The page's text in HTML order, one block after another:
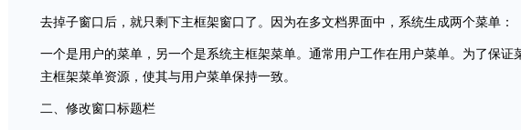
去掉子窗口后，就只剩下主框架窗口了。因为在多文档界面中，系统生成两个菜单：
一个是用户的菜单，另一个是系统主框架菜单。通常用户工作在用户菜单。为了保证
主框架菜单资源，使其与用户菜单保持一致。
二、修改窗口标题栏